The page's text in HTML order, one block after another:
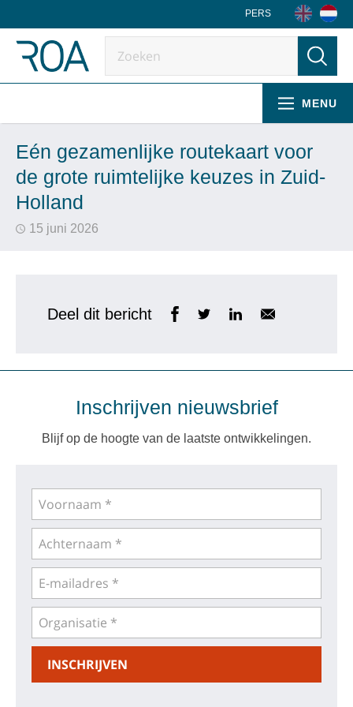
PERS
MENU
Eén gezamenlijke routekaart voor
de grote ruimtelijke keuzes in Zuid-
Holland
15 juni 2026
Deel dit bericht
Inschrijven nieuwsbrief
Blijf op de hoogte van de laatste ontwikkelingen.